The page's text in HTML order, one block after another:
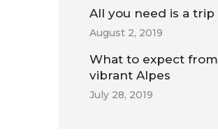
All you need is a trip
August 2, 2019
What to expect from
vibrant Alpes
July 28, 2019